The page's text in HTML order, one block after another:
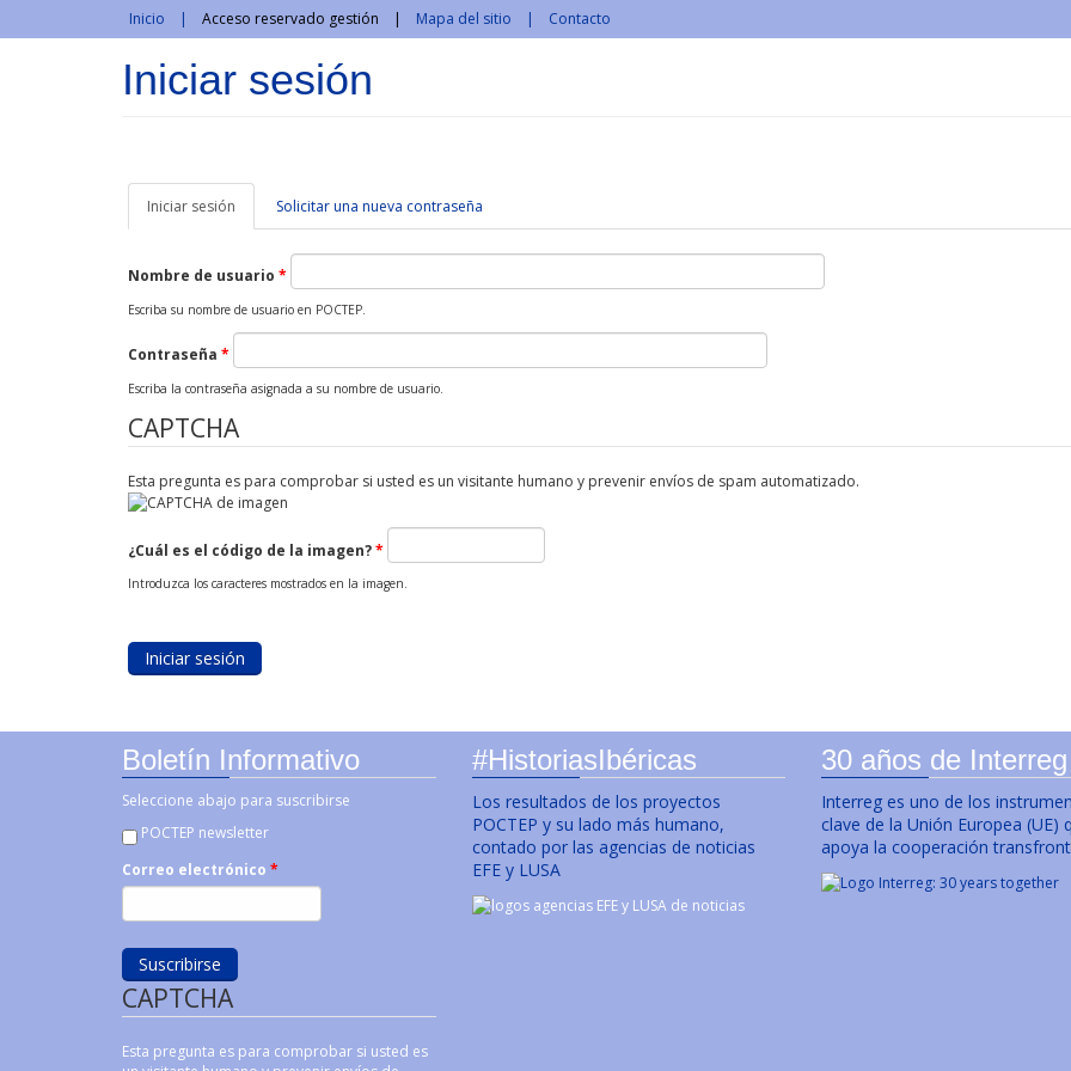
Pasar al contenido principal
Inicio Acceso reservado gestión Mapa del sitio Contacto
Iniciar sesión
Iniciar sesión (solapa
activa)
Solicitar una nueva contraseña
Nombre de usuario *
Escriba su nombre de usuario en POCTEP.
Contraseña *
Escriba la contraseña asignada a su nombre de usuario.
CAPTCHA
Esta pregunta es para comprobar si usted es un visitante humano y prevenir envíos de spam automatizado.
¿Cuál es el código de la imagen?*
Introduzca los caracteres mostrados en la imagen.
Boletín Informativo
Seleccione abajo para suscribirse
POCTEP newsletter
Correo electrónico *
CAPTCHA
Esta pregunta es para comprobar si usted es
#HistoriasIbéricas
Los resultados de los proyectos
POCTEP y su lado más humano,
contado por las agencias de noticias
EFE y LUSA
30 años de Interreg
Interreg es uno de los
clave de la Unión Europea (UE)
apoya la cooperación